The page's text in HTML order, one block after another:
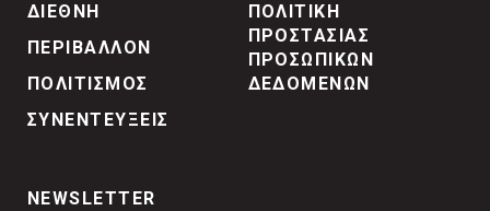
ΔΙΕΘΝΗ
ΠΕΡΙΒΑΛΛΟΝ
ΠΟΛΙΤΙΣΜΟΣ
ΣΥΝΕΝΤΕΥΞΕΙΣ
ΠΟΛΙΤΙΚΗ
ΠΡΟΣΤΑΣΙΑΣ
ΠΡΟΣΩΠΙΚΩΝ
ΔΕΔΟΜΕΝΩΝ
NEWSLETTER